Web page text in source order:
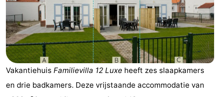
Hotels
Vakantiehuizen
-
Bad
Vakantiehuis Familievilla 12 Luxe heeft zes slaapkamers
en drie badkamers. Deze vrijstaande accommodatie van